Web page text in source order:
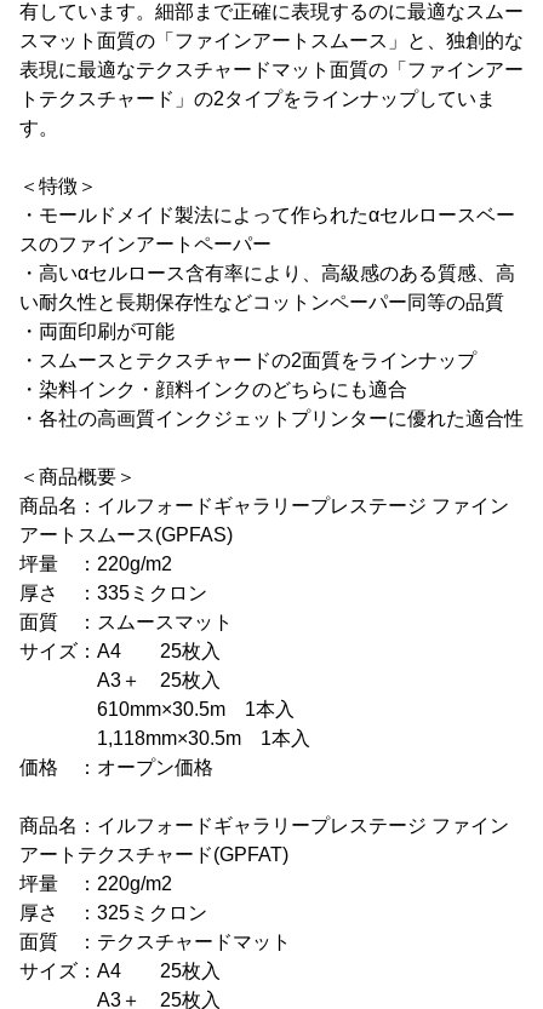
有しています。細部まで正確に表現するのに最適なスムー
スマット面質の「ファインアートスムース」と、独創的な
表現に最適なテクスチャードマット面質の「ファインアー
トテクスチャード」の2タイプをラインナップしていま
す。
＜特徴＞
・モールドメイド製法によって作られたαセルロースベー
スのファインアートペーパー
・高いαセルロース含有率により、高級感のある質感、高
い耐久性と長期保存性などコットンペーパー同等の品質
・両面印刷が可能
・スムースとテクスチャードの2面質をラインナップ
・染料インク・顔料インクのどちらにも適合
・各社の高画質インクジェットプリンターに優れた適合性
＜商品概要＞
商品名：イルフォードギャラリープレステージ ファイン
アートスムース(GPFAS)
坪量 ：220g/m2
厚さ ：335ミクロン
面質 ：スムースマット
サイズ：A4 25枚入
A3＋ 25枚入
610mm×30.5m 1本入
1,118mm×30.5m 1本入
価格 ：オープン価格
商品名：イルフォードギャラリープレステージ ファイン
アートテクスチャード(GPFAT)
坪量 ：220g/m2
厚さ ：325ミクロン
面質 ：テクスチャードマット
サイズ：A4 25枚入
A3＋ 25枚入